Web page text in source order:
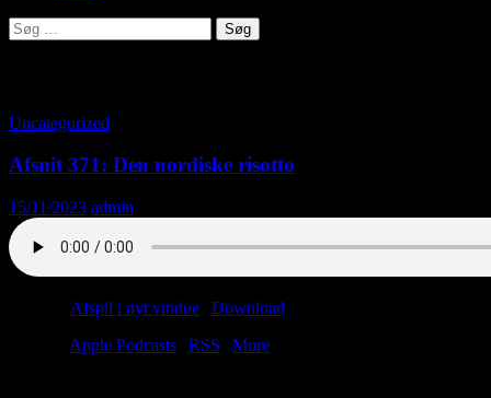
Søg
efter:
Uncategorized
Afsnit 371: Den nordiske risotto
15/11/2023 admin
Afspil i nyt vindue Download
Apple Podcasts RSS
More